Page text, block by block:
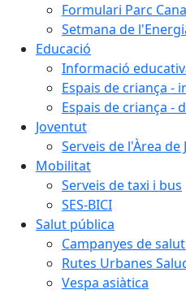
Formulari Parc
Setmana de
Educació
Informació
Espais de criança -
Espais de criança -
Joventut
Serveis de l'Àrea de
Mobilitat
Serveis de taxi i bus
SES-BICI
Salut pública
Campanyes de
Rutes Urbanes
Vespa asiàtica